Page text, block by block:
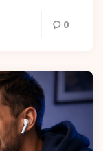
0